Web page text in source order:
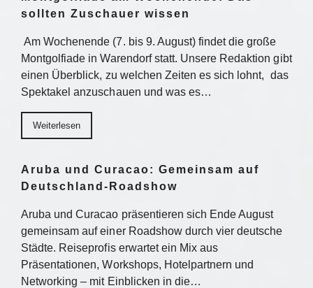
sollten Zuschauer wissen
Am Wochenende (7. bis 9. August) findet die große
Montgolfiade in Warendorf statt. Unsere Redaktion gibt
einen Überblick, zu welchen Zeiten es sich lohnt, das
Spektakel anzuschauen und was es…
Weiterlesen
Aruba und Curacao: Gemeinsam auf
Deutschland-Roadshow
Aruba und Curacao präsentieren sich Ende August
gemeinsam auf einer Roadshow durch vier deutsche
Städte. Reiseprofis erwartet ein Mix aus
Präsentationen, Workshops, Hotelpartnern und
Networking – mit Einblicken in die…